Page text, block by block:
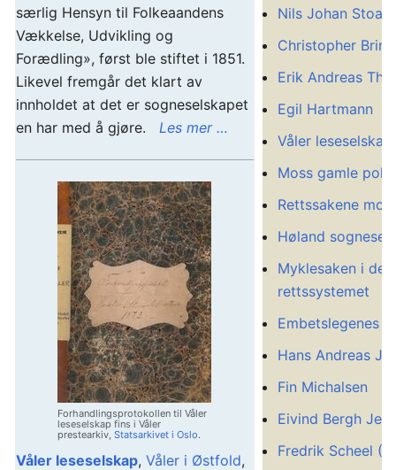
særlig Hensyn til Folkeaandens
Vækkelse, Udvikling og
Forædling», først ble stiftet i 1851.
Likevel fremgår det klart av
innholdet at det er sogneselskapet
en har med å gjøre. Les mer …
Forhandlingsprotokollen til Våler
leseselskap fins i Våler
prestearkiv, Statsarkivet i Oslo.
Våler leseselskap, Våler i Østfold,
Nils Johan Stoa
Christopher
Erik Andreas
Egil Hartmann
Våler leseselskap
Moss gamle
Rettssakene
Høland
Myklesaken i det
rettssystemet
Embetslegenes
Hans Andreas
Fin Michalsen
Eivind Bergh
Fredrik Scheel